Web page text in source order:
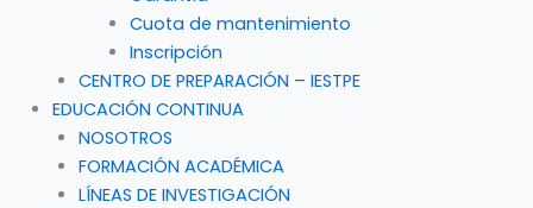
Cuota de mantenimiento
Inscripción
CENTRO DE PREPARACIÓN – IESTPE
EDUCACIÓN CONTINUA
NOSOTROS
FORMACIÓN ACADÉMICA
LÍNEAS DE INVESTIGACIÓN